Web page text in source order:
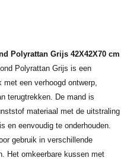
Polyrattan Grijs 42X42X70 cm
Polyrattan Grijs is een
een verhoogd ontwerp,
terugtrekken. De mand is
materiaal met de uitstraling
en eenvoudig te onderhouden.
gebruik in verschillende
Het omkeerbare kussen met